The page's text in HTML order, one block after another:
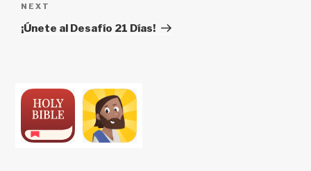
Next
Post
NEXT
¡Únete al Desafío 21 Días!